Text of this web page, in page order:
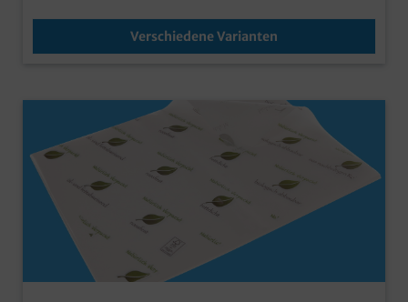
Verschiedene Varianten